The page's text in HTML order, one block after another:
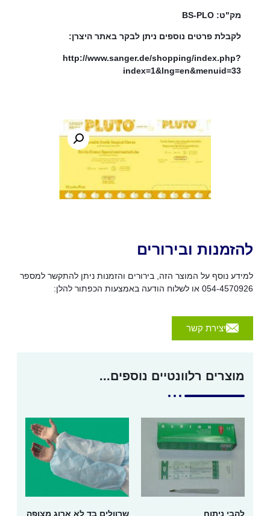
מק"ט: BS-PLO
לקבלת פרטים נוספים ניתן לבקר באתר היצרן:
http://www.sanger.de/shopping/index.php?
index=1&lng=en&menuid=33
להזמנות ובירורים
למידע נוסף על המוצר הזה, בירורים והזמנות ניתן להתקשר למספר
054-4570926 או לשלוח הודעה באמצעות הכפתור להלן:
יצירת קשר
מוצרים רלוונטיים נוספים...
להבי ניתוח שרוולים בד לא ארוג מצופה